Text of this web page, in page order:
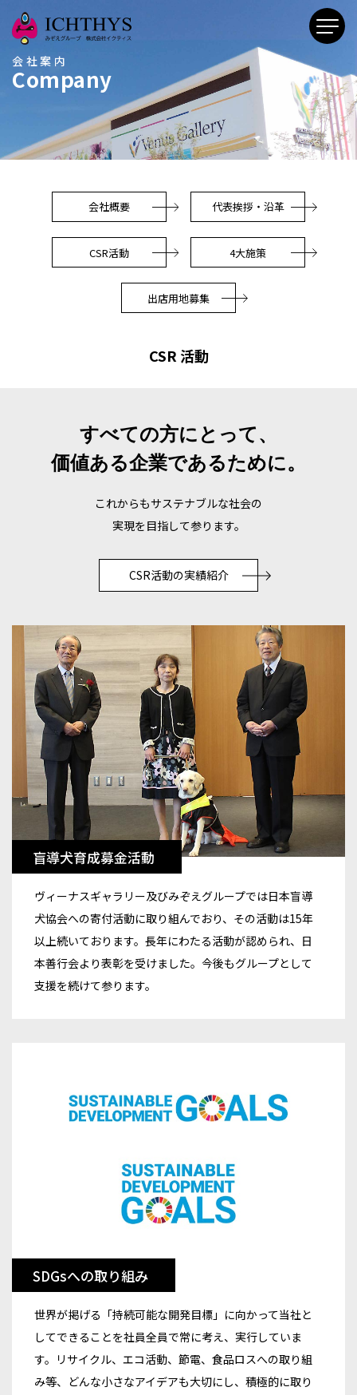
会社案内
Company
会社概要 代表挨拶・沿革
CSR活動 4大施策
出店用地募集
CSR 活動
すべての方にとって、
価値ある企業であるために。
これからもサステナブルな社会の
実現を目指して参ります。
CSR活動の実績紹介
盲導犬育成募金活動
ヴィーナスギャラリー及びみぞえグループでは日本盲導
犬協会への寄付活動に取り組んでおり、その活動は15年
以上続いております。長年にわたる活動が認められ、日
本善行会より表彰を受けました。今後もグループとして
支援を続けて参ります。
SDGsへの取り組み
世界が掲げる「持続可能な開発目標」に向かって当社と
してできることを社員全員で常に考え、実行していま
す。リサイクル、エコ活動、節電、食品ロスへの取り組
み等、どんな小さなアイデアも大切にし、積極的に取り